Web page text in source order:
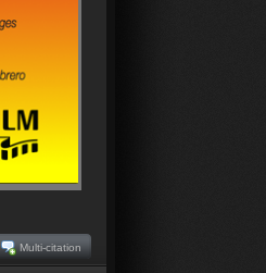
Multi-citation